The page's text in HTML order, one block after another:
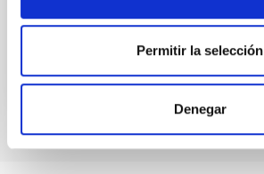
Permitir la selección
Denegar
Próximas
WEBSITE OF THE MEETING